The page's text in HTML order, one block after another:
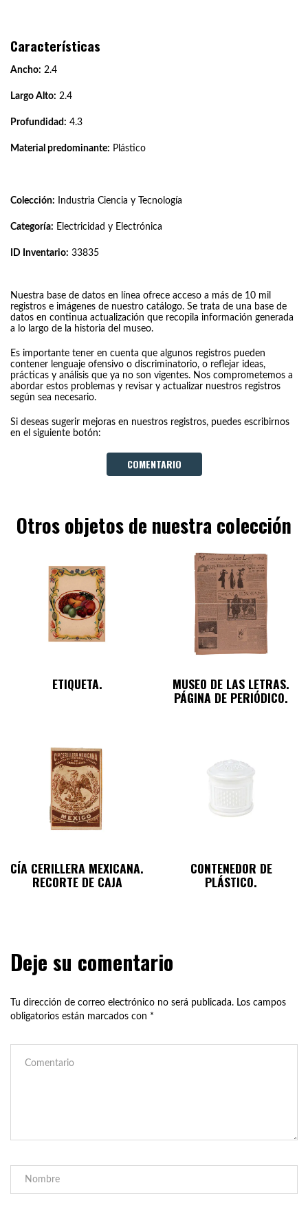
Características
Ancho: 2.4
Largo Alto: 2.4
Profundidad: 4.3
Material predominante: Plástico
Colección: Industria Ciencia y Tecnología
Categoría: Electricidad y Electrónica
ID Inventario: 33835
Nuestra base de datos en línea ofrece acceso a más de 10 mil
registros e imágenes de nuestro catálogo. Se trata de una base de
datos en continua actualización que recopila información generada
a lo largo de la historia del museo.
Es importante tener en cuenta que algunos registros pueden
contener lenguaje ofensivo o discriminatorio, o reflejar ideas,
prácticas y análisis que ya no son vigentes. Nos comprometemos a
abordar estos problemas y revisar y actualizar nuestros registros
según sea necesario.
Si deseas sugerir mejoras en nuestros registros, puedes escribirnos
en el siguiente botón:
COMENTARIO
Otros objetos de nuestra colección
ETIQUETA. MUSEO DE LAS LETRAS.
PÁGINA DE PERIÓDICO.
CÍA CERILLERA MEXICANA.
RECORTE DE CAJA
CONTENEDOR DE
PLÁSTICO.
Deje su comentario
Tu dirección de correo electrónico no será publicada. Los campos
obligatorios están marcados con *